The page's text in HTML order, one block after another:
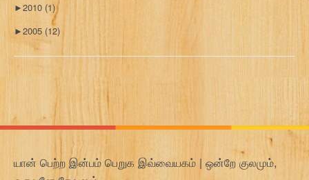
►2010 (1)
►2005 (12)
யான் பெற்ற இன்பம் பெறுக இவ்வையகம் | ஒன்றே குலமும்,